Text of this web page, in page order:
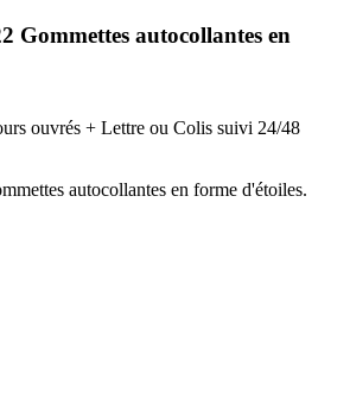
Gommettes autocollantes en
ouvrés + Lettre ou Colis suivi 24/48
autocollantes en forme d'étoiles.